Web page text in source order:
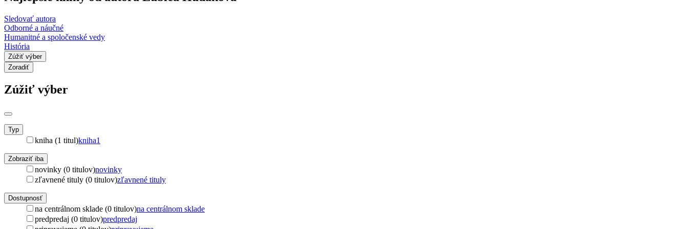
Sledovať autora
Odborné a náučné
Humanitné a spoločenské vedy
História
Zúžiť výber
Zoradiť
Zúžiť výber
Typ
kniha (1 titul)kniha1
Zobraziť iba
novinky (0 titulov)novinky
zľavnené tituly (0 titulov)zľavnené tituly
Dostupnosť
na centrálnom sklade (0 titulov)na centrálnom sklade
predpredaj (0 titulov)predpredaj